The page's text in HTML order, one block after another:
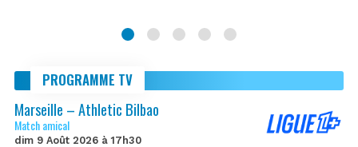
PROGRAMME TV
Marseille – Athletic Bilbao
Match amical
dim 9 Août 2026 à 17h30